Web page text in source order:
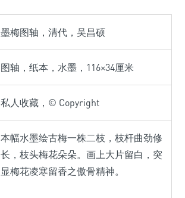
墨梅图轴，清代，吴昌硕
图轴，纸本，水墨，116×34厘米
私人收藏，© Copyright
本幅水墨绘古梅一株二枝，枝杆曲劲修
长，枝头梅花朵朵。画上大片留白，突
显梅花凌寒留香之傲骨精神。